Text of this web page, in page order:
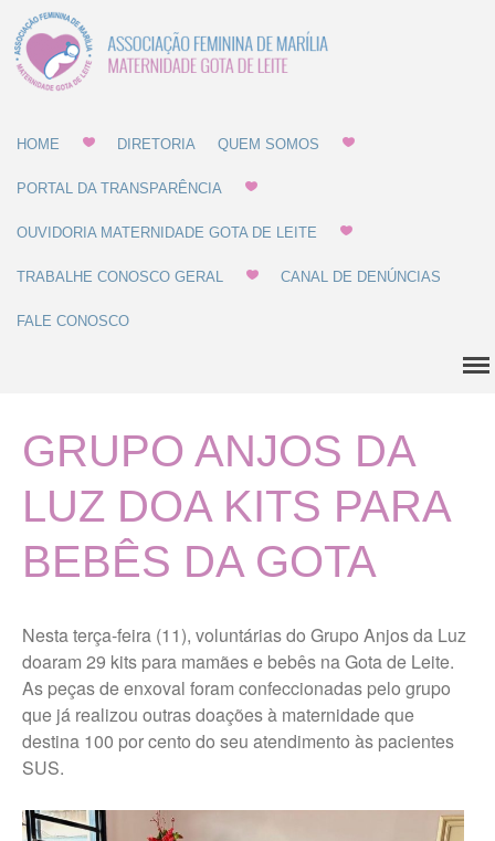
Diretoria
História
Localização
MISSÃO, VISÃO E VALORES
TERMOS DE USO E POLÍTICA
DE PRIVACIDADE
Últimas Notícias
Portal da Transparência
HOME DIRETORIA QUEM SOMOS
PORTAL DA TRANSPARÊNCIA
OUVIDORIA MATERNIDADE GOTA DE LEITE
TRABALHE CONOSCO GERAL CANAL DE DENÚNCIAS
FALE CONOSCO
GRUPO ANJOS DA
LUZ DOA KITS PARA
BEBÊS DA GOTA
Nesta terça-feira (11), voluntárias do Grupo Anjos da Luz
doaram 29 kits para mamães e bebês na Gota de Leite.
As peças de enxoval foram confeccionadas pelo grupo
que já realizou outras doações à maternidade que
destina 100 por cento do seu atendimento às pacientes
SUS.